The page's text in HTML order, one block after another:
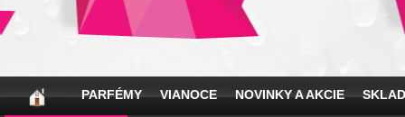
PARFÉMY VIANOCE NOVINKY A AKCIE